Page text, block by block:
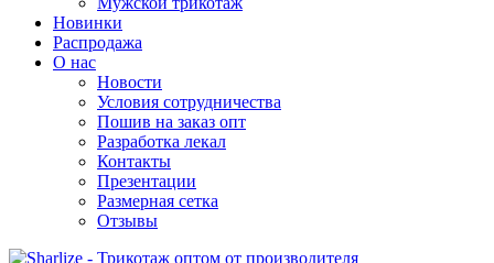
Новинки
Распродажа
О нас
Новости
Условия сотрудничества
Пошив на заказ опт
Разработка лекал
Контакты
Презентации
Размерная сетка
Отзывы